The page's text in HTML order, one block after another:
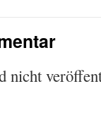
nicht